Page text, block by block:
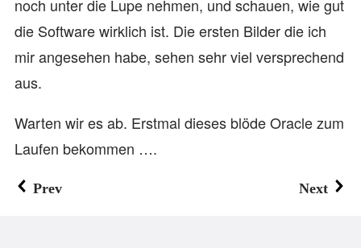
noch unter die Lupe nehmen, und schauen, wie gut
die Software wirklich ist. Die ersten Bilder die ich
mir angesehen habe, sehen sehr viel versprechend
aus.
Warten wir es ab. Erstmal dieses blöde Oracle zum
Laufen bekommen ….
Prev Next